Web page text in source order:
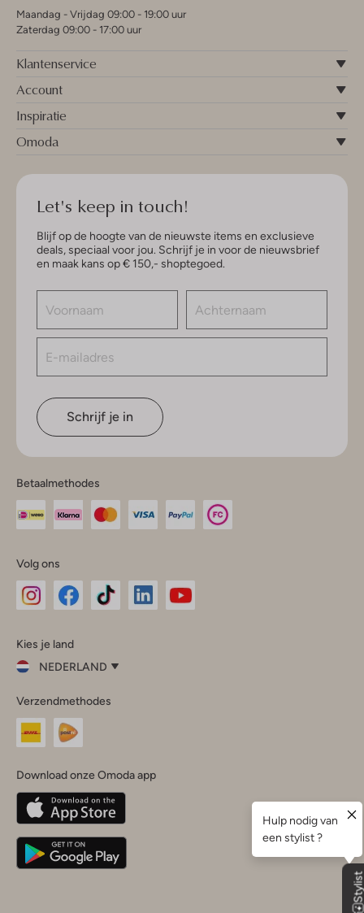
Maandag - Vrijdag 09:00 - 19:00 uur
Zaterdag 09:00 - 17:00 uur
Klantenservice
Account
Inspiratie
Omoda
Let's keep in touch!
Blijf op de hoogte van de nieuwste items en exclusieve
deals, speciaal voor jou. Schrijf je in voor de nieuwsbrief
en maak kans op € 150,- shoptegoed.
Schrijf je in
Betaalmethodes
Volg ons
InstagramFacebook
Kies je land
NEDERLAND
je
land
Nederland
Belgique(Français)
Deutschland
Verzendmethodes
Download onze Omoda app